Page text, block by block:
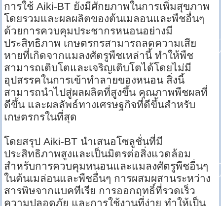
การใช้ Aiki-BT ยังมีศักยภาพในการเพิ่มสุขภาพ
โดยรวมและผลผลิตของต้นเมลอนและพืชอื่นๆ
ด้วยการควบคุมประชากรหนอนอย่างมี
ประสิทธิภาพ เกษตรกรสามารถลดความเสีย
หายที่เกิดจากแมลงศัตรูพืชเหล่านี้ ทำให้พืช
สามารถเติบโตและเจริญเติบโตได้โดยไม่มี
อุปสรรคในการเข้าทำลายของหนอน สิ่งนี้
สามารถนำไปสู่ผลผลิตที่สูงขึ้น คุณภาพพืชผลที่
ดีขึ้น และผลลัพธ์ทางเศรษฐกิจที่ดีขึ้นสำหรับ
เกษตรกรในที่สุด
โดยสรุป Aiki-BT นำเสนอโซลูชั่นที่มี
ประสิทธิภาพสูงและเป็นมิตรต่อสิ่งแวดล้อม
สำหรับการควบคุมหนอนและแมลงศัตรูพืชอื่นๆ
ในต้นเมล่อนและพืชอื่นๆ การผสมผสานระหว่าง
สารพิษจากแบคทีเรีย การออกฤทธิ์ที่รวดเร็ว
ความปลอดภัย และการใช้งานที่ง่าย ทำให้เป็น